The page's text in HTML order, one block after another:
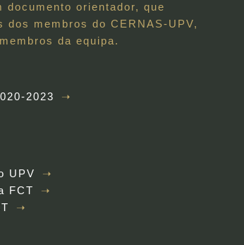
documento orientador, que
membros do CERNAS-UPV,
da equipa.
2023
UPV
FCT